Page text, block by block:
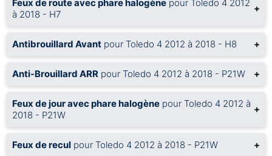
Feux de route avec phare halogène pour Toledo 4 2012
à 2018 - H7
+
Antibrouillard Avant pour Toledo 4 2012 à 2018 - H8 +
Anti-Brouillard ARR pour Toledo 4 2012 à 2018 - P21W +
Feux de jour avec phare halogène pour Toledo 4 2012 à
2018 - P21W
+
Feux de recul pour Toledo 4 2012 à 2018 - P21W +